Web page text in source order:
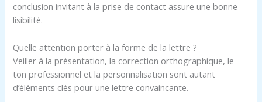
conclusion invitant à la prise de contact assure une bonne
lisibilité.
Quelle attention porter à la forme de la lettre ?
Veiller à la présentation, la correction orthographique, le
ton professionnel et la personnalisation sont autant
d’éléments clés pour une lettre convaincante.